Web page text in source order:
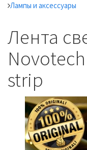
Лампы и аксессуары
Лента
strip